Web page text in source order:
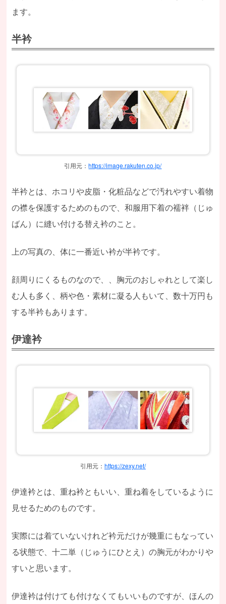
ます。
半衿
引用元：https://image.rakuten.co.jp/
半衿とは、ホコリや皮脂・化粧品などで汚れやすい着物
の襟を保護するためのもので、和服用下着の襦袢（じゅ
ばん）に縫い付ける替え衿のこと。
上の写真の、体に一番近い衿が半衿です。
顔周りにくるものなので、、胸元のおしゃれとして楽し
む人も多く、柄や色・素材に凝る人もいて、数十万円も
する半衿もあります。
伊達衿
引用元： https://zexy.net/
伊達衿とは、重ね衿ともいい、重ね着をしているように
見せるためのものです。
実際には着ていないけれど衿元だけが幾重にもなってい
る状態で、十二単（じゅうにひとえ）の胸元がわかりや
すいと思います。
伊達衿は付けても付けなくてもいいものですが、ほんの